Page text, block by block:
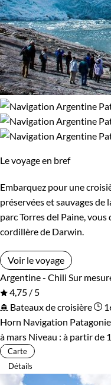
Le voyage en bref
Embarquez pour une
préservées et sauvages de
parc Torres del Paine,
cordillère de Darwin.
Voir le voyage
Argentine - Chili Sur
4,75 / 5
Bateaux de croisière
Horn Navigation
à mars Niveau : à partir de
Carte
Détails